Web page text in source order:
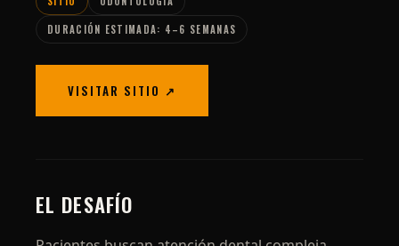
DURACIÓN ESTIMADA: 4–6 SEMANAS
VISITAR SITIO ↗
EL DESAFÍO